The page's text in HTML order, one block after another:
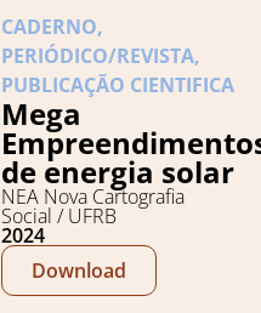
CADERNO,
PERIÓDICO/REVISTA,
PUBLICAÇÃO CIENTIFICA
Mega
de energia solar
NEA Nova Cartografia
Social / UFRB
2024
Download